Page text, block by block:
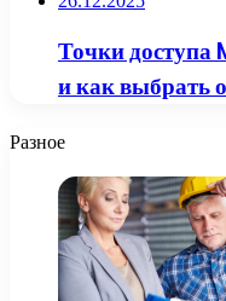
Точки доступа
и как выбрать
Разное